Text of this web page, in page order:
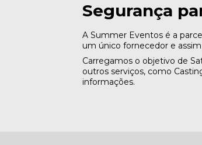
Segurança
A Summer Eventos é a
um único fornecedor e
Carregamos o objetivo de
outros serviços, como
informações.